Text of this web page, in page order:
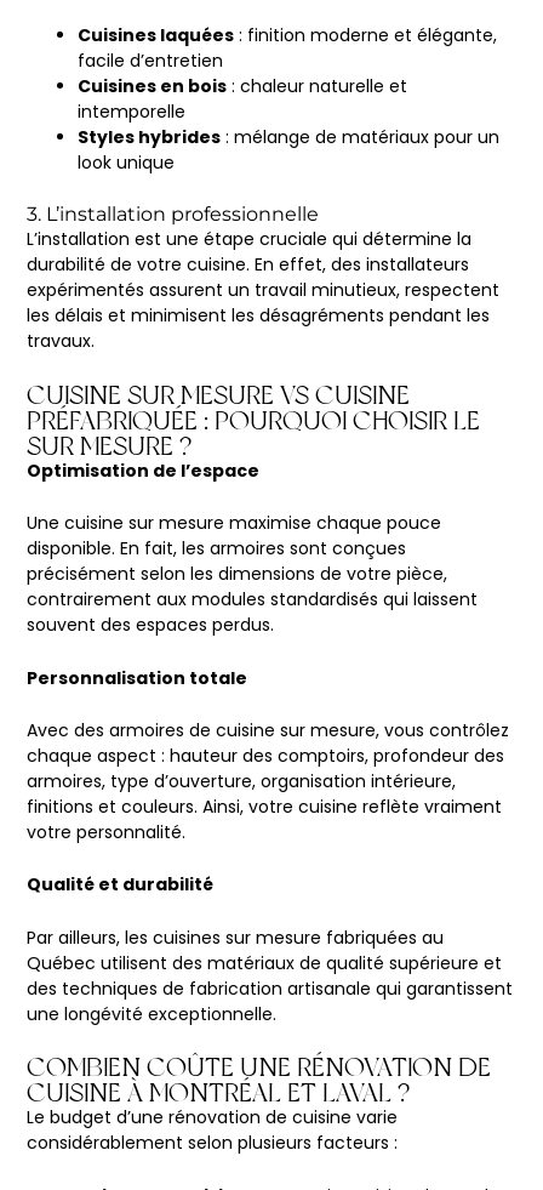
Cuisines laquées : finition moderne et élégante,
facile d’entretien
Cuisines en bois : chaleur naturelle et
intemporelle
Styles hybrides : mélange de matériaux pour un
look unique
3. L’installation professionnelle
L’installation est une étape cruciale qui détermine la
durabilité de votre cuisine. En effet, des installateurs
expérimentés assurent un travail minutieux, respectent
les délais et minimisent les désagréments pendant les
travaux.
CUISINE SUR MESURE VS CUISINE
PRÉFABRIQUÉE : POURQUOI CHOISIR LE
SUR MESURE ?
Optimisation de l’espace
Une cuisine sur mesure maximise chaque pouce
disponible. En fait, les armoires sont conçues
précisément selon les dimensions de votre pièce,
contrairement aux modules standardisés qui laissent
souvent des espaces perdus.
Personnalisation totale
Avec des armoires de cuisine sur mesure, vous contrôlez
chaque aspect : hauteur des comptoirs, profondeur des
armoires, type d’ouverture, organisation intérieure,
finitions et couleurs. Ainsi, votre cuisine reflète vraiment
votre personnalité.
Qualité et durabilité
Par ailleurs, les cuisines sur mesure fabriquées au
Québec utilisent des matériaux de qualité supérieure et
des techniques de fabrication artisanale qui garantissent
une longévité exceptionnelle.
COMBIEN COÛTE UNE RÉNOVATION DE
CUISINE À MONTRÉAL ET LAVAL ?
Le budget d’une rénovation de cuisine varie
considérablement selon plusieurs facteurs :